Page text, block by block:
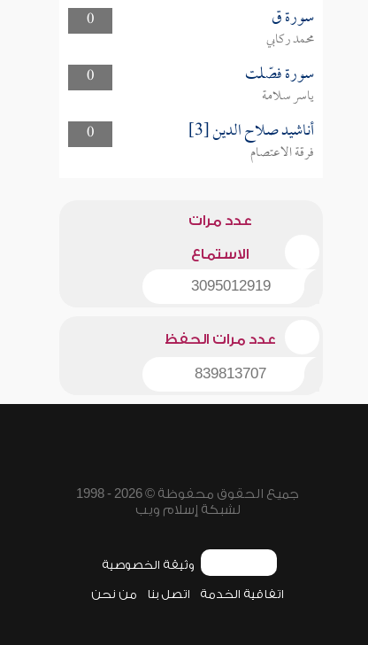
0
سورة ق
محمد ركابي
0
سورة فصّلت
ياسر سلامة
0
أناشيد صلاح الدين [3]
فرقة الاعتصام
عدد مرات
الاستماع
3095012919
عدد مرات الحفظ
839813707
جميع الحقوق محفوظة © 2026 - 1998
لشبكة إسلام ويب
وثيقة الخصوصية
اتفاقية الخدمة اتصل بنا من نحن